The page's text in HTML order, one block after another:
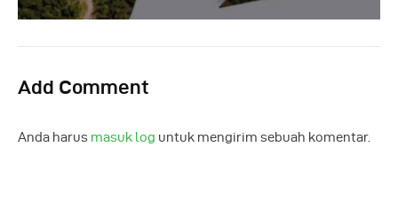
Add Comment
Anda harus masuk log untuk mengirim sebuah komentar.